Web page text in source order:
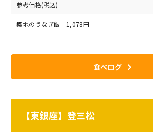
参考価格(税込)
築地のうなぎ飯 1,078円
食べログ
【東銀座】登三松